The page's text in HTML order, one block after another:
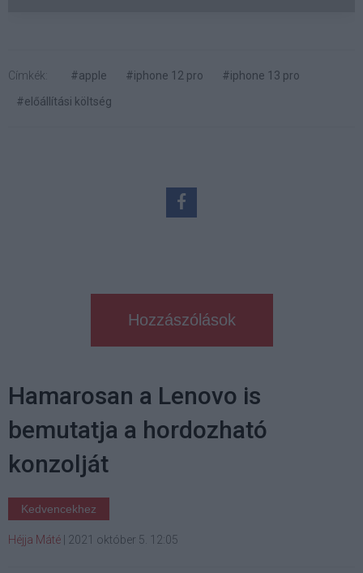
Címkék: #apple #iphone 12 pro
#iphone 13 pro
#előállítási költség
Hozzászólások
Hamarosan a Lenovo is
bemutatja a hordozható
konzolját
Kedvencekhez
Héjja Máté 2021 október 5. 12:05